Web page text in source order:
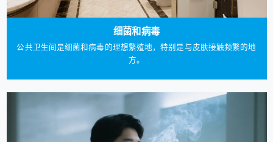
细菌和病毒
公共卫生间是细菌和病毒的理想繁殖地，特别是与皮肤接触频繁的地
方。